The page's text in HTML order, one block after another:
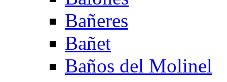
Bañeres
Bañet
Baños del Molinel